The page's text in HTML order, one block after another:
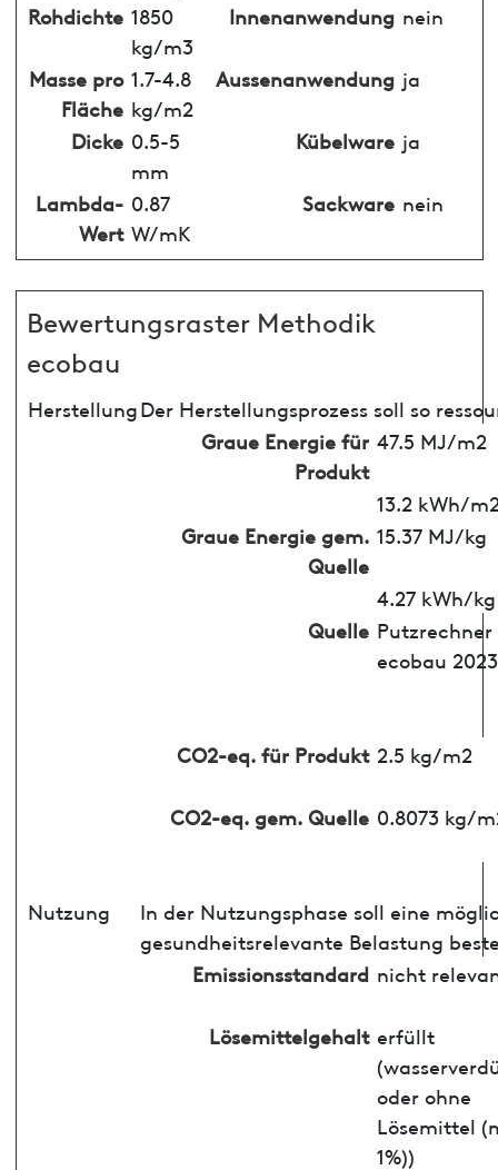
Rohdichte 1850
kg/m3
Innenanwendung nein
Masse pro
Fläche
1.7-4.8
kg/m2
Aussenanwendung ja
Dicke 0.5-5
mm
Kübelware ja
Lambda-
Wert
0.87
W/mK
Sackware nein
Bewertungsraster Methodik
ecobau
HerstellungDer Herstellungsprozess soll so
Graue Energie für
Produkt
47.5 MJ/m2
13.2 kWh/
Graue Energie gem.
Quelle
15.37 MJ/kg
4.27 kWh/kg
Quelle Putzrechner
ecobau 2023
CO2-eq. für Produkt 2.5 kg/m2
CO2-eq. gem. Quelle 0.8073 kg/
Nutzung
In der Nutzungsphase soll eine
gesundheitsrelevante Belastung
Emissionsstandard nicht
Lösemittelgehalt erfüllt
oder ohne
Lösemittel
1%))